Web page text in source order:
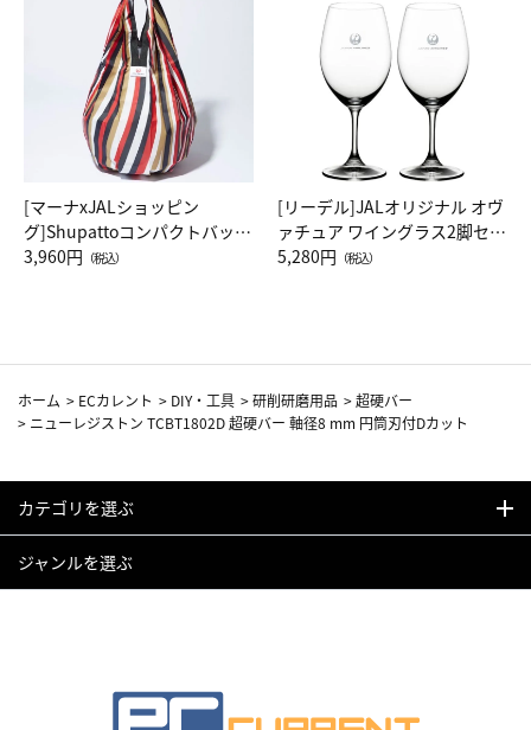
[マーナxJALショッピン
グ]Shupattoコンパクトバッグ
Drop JAL客室乗務員（LC）ス
3,960円 （税込）
[リーデル]JALオリジナル オヴ
ァチュア ワイングラス2脚セッ
ト（レッドワイン）
5,280円 （税込）
ホーム > ECカレント > DIY・工具 >研削研磨用品 >超硬バー
> ニューレジストン TCBT1802D 超硬バー 軸径8 mm 円筒刃付Dカット
カテゴリを選ぶ
ジャンルを選ぶ